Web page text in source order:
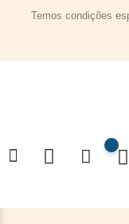
Temos condições